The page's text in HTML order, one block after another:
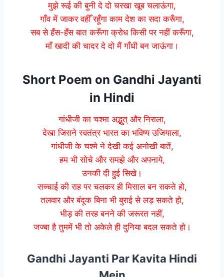
मुझे रूई की बुनी दे दो चरखा खूब चलाऊंगा,
गाँव में जाकर वहीँ रहूँगा काम देश का सदा करूँगा,
सब से हँस-हँस बात करूँगा क्रोध किसी पर नहीं करूँगा,
माँ खादी की चादर दे दो मैं गाँधी बन जाऊंगा।
Short Poem on Gandhi Jayanti
in Hindi
गांधीजी का चश्मा अद्भुत् और निराला,
देखा जिसने स्वतंत्र भारत का भविष्य उजियाला,
गांधीजी के चश्मे ने देखी कई अनोखी बातें,
हम भी सोचे और समझे और अपनाये,
उनकी दी हुई सिखे।
सच्चाई की राह पर चलकर ही मिसाल बन सकते हो,
तलवार और बंदूक बिना भी बुराई से लड़ सकते हो,
भीड़ की तरह बनने की जरूरत नहीं,
जज्बा है तुममें भी तो अकेले ही दुनिया बदल सकते हो।
Gandhi Jayanti Par Kavita Hindi